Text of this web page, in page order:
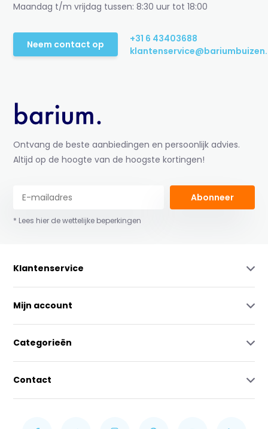
Maandag t/m vrijdag tussen: 8:30 uur tot 18:00
Neem contact op
+31 6 43403688
Ontvang de beste aanbiedingen en persoonlijk advies.
Altijd op de hoogte van de hoogste kortingen!
Abonneer
* Lees hier de wettelijke beperkingen
Klantenservice
Mijn account
Categorieën
Contact